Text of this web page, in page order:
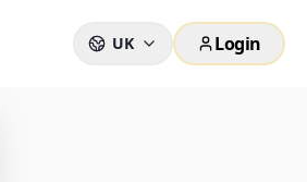
UK Login